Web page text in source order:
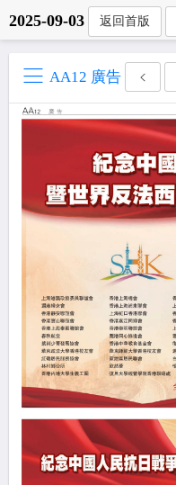
2025-09-03 返回首版
AA12 廣告